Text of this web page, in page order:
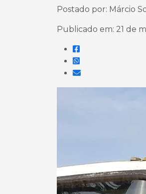
Postado por: Márcio
Publicado em: 21 de